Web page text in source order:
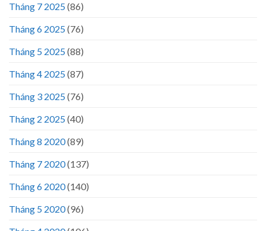
Tháng 7 2025(86)
Tháng 6 2025(76)
Tháng 5 2025(88)
Tháng 4 2025(87)
Tháng 3 2025(76)
Tháng 2 2025(40)
Tháng 8 2020(89)
Tháng 7 2020(137)
Tháng 6 2020(140)
Tháng 5 2020(96)